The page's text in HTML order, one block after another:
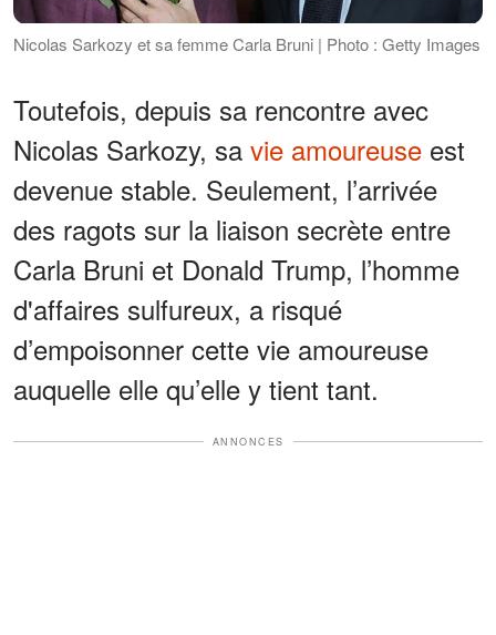
Nicolas Sarkozy et sa femme Carla Bruni | Photo : Getty Images
Toutefois, depuis sa rencontre avec
Nicolas Sarkozy, sa vie amoureuse est
devenue stable. Seulement, l’arrivée
des ragots sur la liaison secrète entre
Carla Bruni et Donald Trump, l’homme
d'affaires sulfureux, a risqué
d’empoisonner cette vie amoureuse
auquelle elle qu’elle y tient tant.
ANNONCES